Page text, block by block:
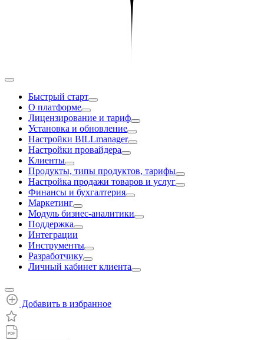
Быстрый старт
О платформе
Лицензирование и тариф
Установка и обновление
Настройки BILLmanager
Настройки провайдера
Клиенты
Продукты, типы продуктов, тарифы
Настройка продажи товаров и услуг
Финансы и бухгалтерия
Маркетинг
Модуль бизнес-аналитики
Поддержка
Интеграции
Инструменты
Разработчику
Личный кабинет клиента
Добавить в избранное